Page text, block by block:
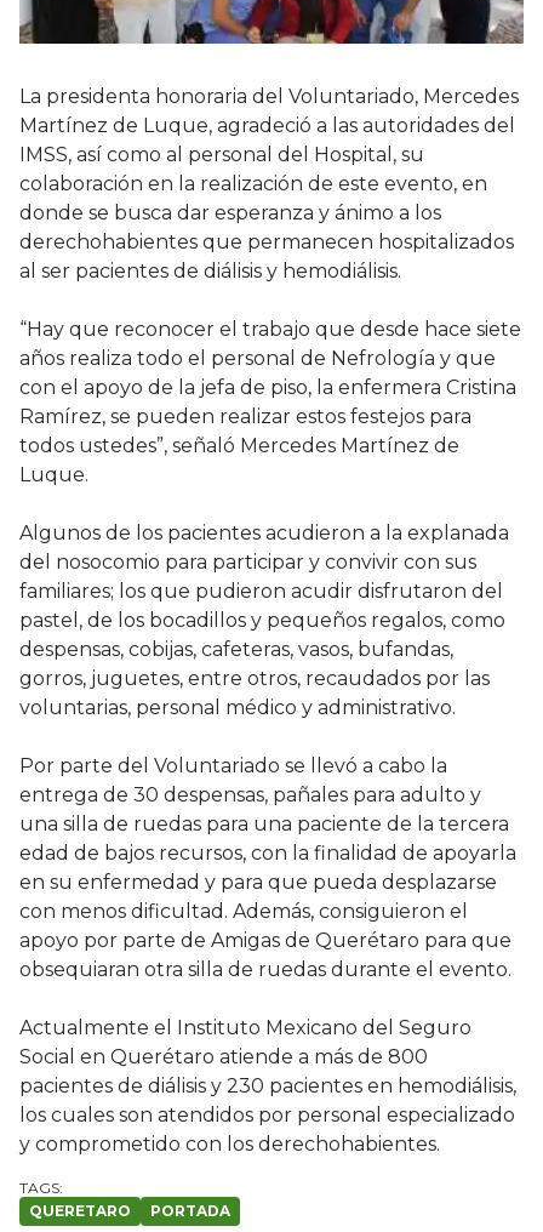
La presidenta honoraria del Voluntariado, Mercedes
Martínez de Luque, agradeció a las autoridades del
IMSS, así como al personal del Hospital, su
colaboración en la realización de este evento, en
donde se busca dar esperanza y ánimo a los
derechohabientes que permanecen hospitalizados
al ser pacientes de diálisis y hemodiálisis.
“Hay que reconocer el trabajo que desde hace siete
años realiza todo el personal de Nefrología y que
con el apoyo de la jefa de piso, la enfermera Cristina
Ramírez, se pueden realizar estos festejos para
todos ustedes”, señaló Mercedes Martínez de
Luque.
Algunos de los pacientes acudieron a la explanada
del nosocomio para participar y convivir con sus
familiares; los que pudieron acudir disfrutaron del
pastel, de los bocadillos y pequeños regalos, como
despensas, cobijas, cafeteras, vasos, bufandas,
gorros, juguetes, entre otros, recaudados por las
voluntarias, personal médico y administrativo.
Por parte del Voluntariado se llevó a cabo la
entrega de 30 despensas, pañales para adulto y
una silla de ruedas para una paciente de la tercera
edad de bajos recursos, con la finalidad de apoyarla
en su enfermedad y para que pueda desplazarse
con menos dificultad. Además, consiguieron el
apoyo por parte de Amigas de Querétaro para que
obsequiaran otra silla de ruedas durante el evento.
Actualmente el Instituto Mexicano del Seguro
Social en Querétaro atiende a más de 800
pacientes de diálisis y 230 pacientes en hemodiálisis,
los cuales son atendidos por personal especializado
y comprometido con los derechohabientes.
QUERETARO PORTADA